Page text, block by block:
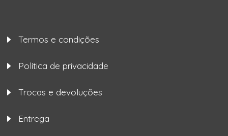
Termos e condições
Política de privacidade
Trocas e devoluções
Entrega